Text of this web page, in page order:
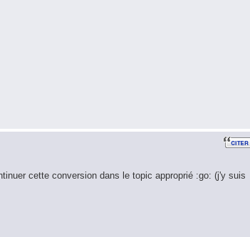
cette conversion dans le topic approprié :go: (j'y suis